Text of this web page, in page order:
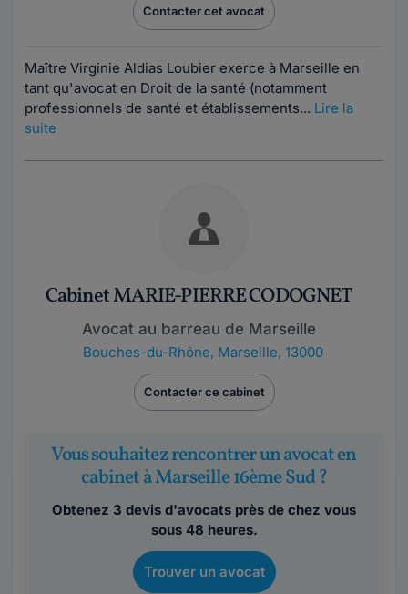
Contacter cet avocat
Maître Virginie Aldias Loubier exerce à Marseille en
tant qu'avocat en Droit de la santé (notamment
professionnels de santé et établissements... Lire la
suite
Cabinet MARIE-PIERRE CODOGNET
Avocat au barreau de Marseille
Bouches-du-Rhône, Marseille, 13000
Contacter ce cabinet
Vous souhaitez rencontrer un avocat en
cabinet à Marseille 16ème Sud ?
Obtenez 3 devis d'avocats près de chez vous
sous 48 heures.
Trouver un avocat